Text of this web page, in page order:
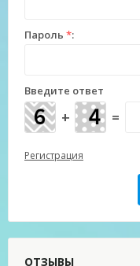
Пароль *:
Введите ответ
+ =
Регистрация
ОТЗЫВЫ